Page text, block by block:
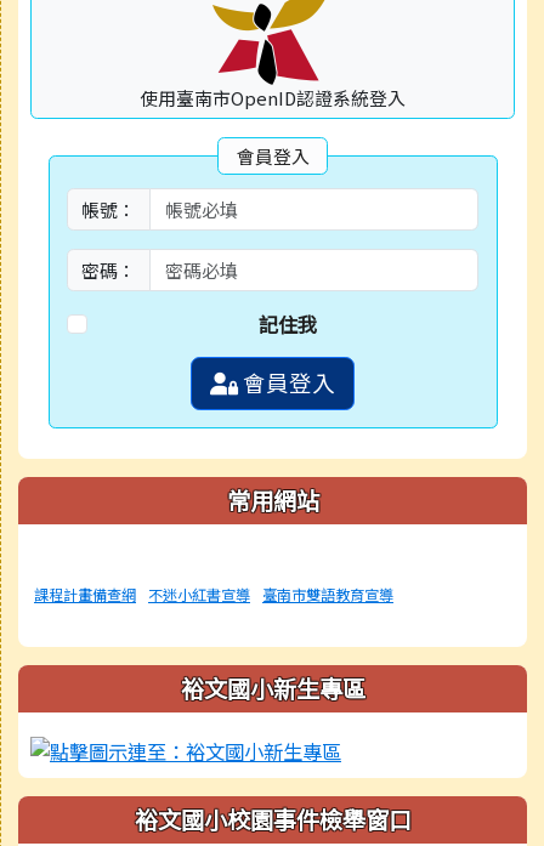
使用臺南市OpenID認證系統登入
會員登入
帳號：
密碼：
記住我
會員登入
常用網站
課程計畫備查網 不迷小紅書宣導 臺南市雙語教育宣導
裕文國小新生專區
裕文國小校園事件檢舉窗口